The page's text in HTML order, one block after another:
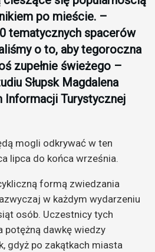
po mieście. –
tematycznych spacerów
o to, aby tegoroczna
zupełnie świeżego –
Słupsk Magdalena
Informacji Turystycznej
mogli odkrywać w ten
lipca do końca września.
formą zwiedzania
w każdym wydarzeniu
osób. Uczestnicy tych
potężną dawkę wiedzy
gdyż po zakątkach miasta